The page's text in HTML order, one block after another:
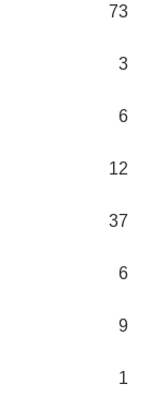
73
3
6
12
37
6
9
1